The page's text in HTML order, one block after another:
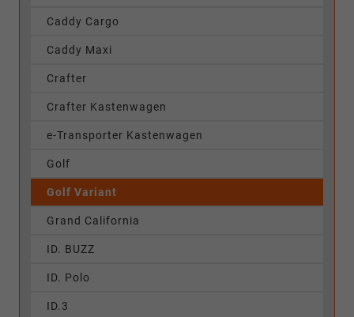
Caddy Cargo
Caddy Maxi
Crafter
Crafter Kastenwagen
e-Transporter Kastenwagen
Golf
Golf Variant
Grand California
ID. BUZZ
ID. Polo
ID.3